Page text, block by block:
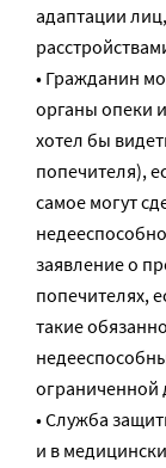
адаптации
• Гражданин
органы опеки
хотел бы
попечителя),
самое могут
заявление о
попечителях,
такие
ограниченной
• Служба
и в